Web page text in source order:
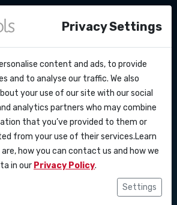
?
offre
une API
à votre
Privacy Settings
content and ads, to provide
and to analyse our traffic. We also
your use of our site with our social
analytics partners who may combine
that you’ve provided to them or
from your use of their services.Learn
how you can contact us and how we
in our Privacy Policy.
Settings